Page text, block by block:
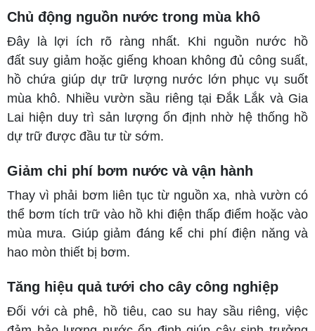
Chủ động nguồn nước trong mùa khô
Đây là lợi ích rõ ràng nhất. Khi nguồn nước hồ
đất suy giảm hoặc giếng khoan không đủ công suất,
hồ chứa giúp dự trữ lượng nước lớn phục vụ suốt
mùa khô. Nhiều vườn sầu riêng tại Đắk Lắk và Gia
Lai hiện duy trì sản lượng ổn định nhờ hệ thống hồ
dự trữ được đầu tư từ sớm.
Giảm chi phí bơm nước và vận hành
Thay vì phải bơm liên tục từ nguồn xa, nhà vườn có
thể bơm tích trữ vào hồ khi điện thấp điểm hoặc vào
mùa mưa. Giúp giảm đáng kể chi phí điện năng và
hao mòn thiết bị bơm.
Tăng hiệu quả tưới cho cây công nghiệp
Đối với cà phê, hồ tiêu, cao su hay sầu riêng, việc